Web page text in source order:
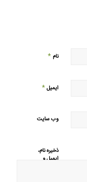
نام *
ایمیل*
وب‌ سایت
ذخیره نام،
ایمیل و